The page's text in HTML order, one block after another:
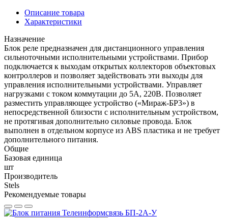
Описание товара
Характеристики
Назначение
Блок реле предназначен для дистанционного управления
сильноточными исполнительными устройствами. Прибор
подключается к выходам открытых коллекторов объектовых
контроллеров и позволяет задействовать эти выходы для
управления исполнительными устройствами. Управляет
нагрузками с током коммутации до 5А, 220В. Позволяет
разместить управляющее устройство («Мираж-БР3») в
непосредственной близости с исполнительным устройством,
не протягивая дополнительно силовые провода. Блок
выполнен в отдельном корпусе из ABS пластика и не требует
дополнительного питания.
Общие
Базовая единица
шт
Производитель
Stels
Рекомендуемые товары